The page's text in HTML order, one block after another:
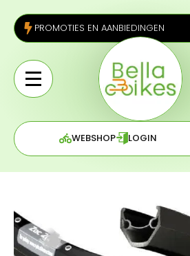
PROMOTIES EN AANBIEDINGEN
WEBSHOP LOGIN